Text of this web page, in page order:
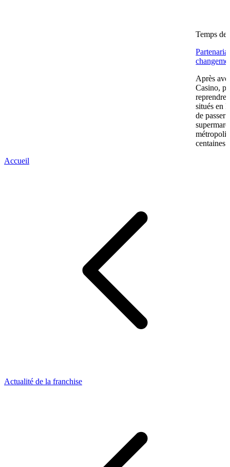
Temps de
Après
Casino,
reprendre
situés en
de passer
centaines
Accueil
Actualité de la franchise